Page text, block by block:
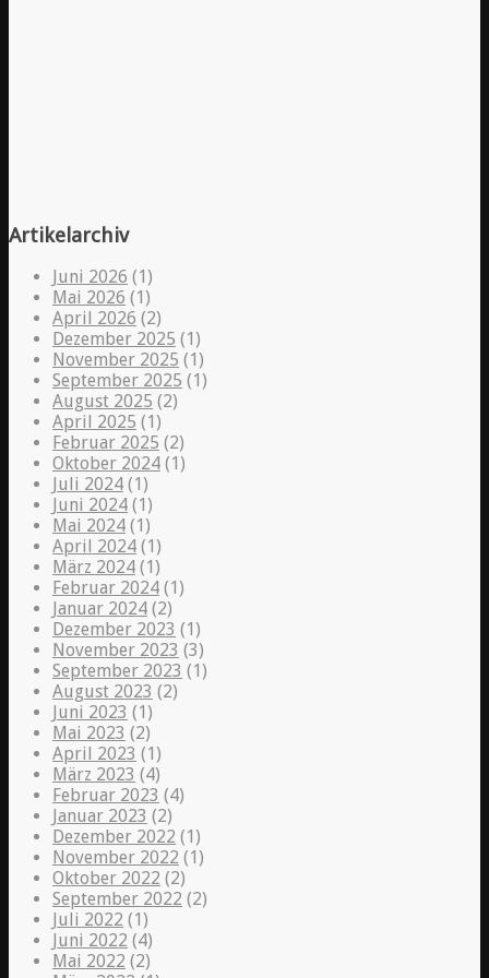
Artikelarchiv
Juni 2026 (1)
Mai 2026 (1)
April 2026 (2)
Dezember 2025 (1)
November 2025 (1)
September 2025 (1)
August 2025 (2)
April 2025 (1)
Februar 2025 (2)
Oktober 2024 (1)
Juli 2024 (1)
Juni 2024 (1)
Mai 2024 (1)
April 2024 (1)
März 2024 (1)
Februar 2024 (1)
Januar 2024 (2)
Dezember 2023 (1)
November 2023 (3)
September 2023 (1)
August 2023 (2)
Juni 2023 (1)
Mai 2023 (2)
April 2023 (1)
März 2023 (4)
Februar 2023 (4)
Januar 2023 (2)
Dezember 2022 (1)
November 2022 (1)
Oktober 2022 (2)
September 2022 (2)
Juli 2022 (1)
Juni 2022 (4)
Mai 2022 (2)